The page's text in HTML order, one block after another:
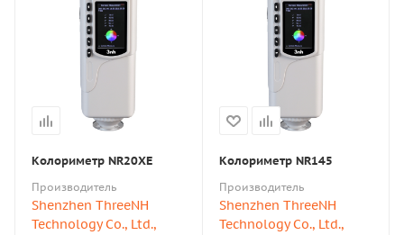
Колориметр NR20XE
Производитель
Shenzhen ThreeNH
Technology Co., Ltd.,
Колориметр NR145
Производитель
Shenzhen ThreeNH
Technology Co., Ltd.,